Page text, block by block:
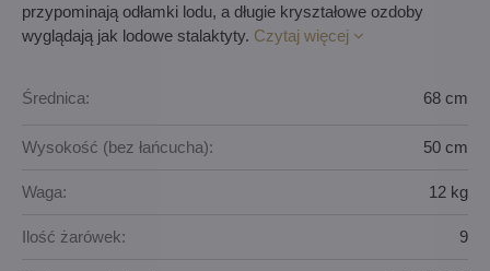
przypominają odłamki lodu, a długie kryształowe ozdoby
wyglądają jak lodowe stalaktyty. Czytaj więcej
Średnica: 68 cm
Wysokość (bez łańcucha): 50 cm
Waga: 12 kg
Ilość żarówek: 9